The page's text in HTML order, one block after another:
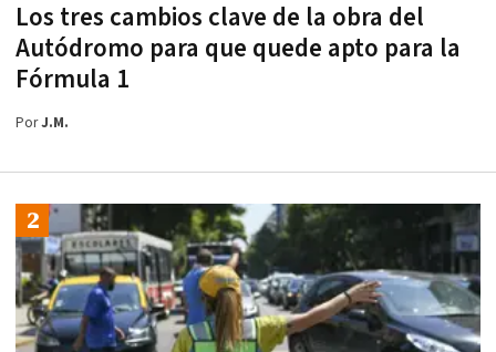
Los tres cambios clave de la obra del
Autódromo para que quede apto para la
Fórmula 1
PorJ.M.